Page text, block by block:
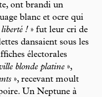
ont brandi un
blanc et ocre qui
! » fut leur cri de
dansaient sous les
électorales
blonde platine »,
», recevant moult
Un Neptune à